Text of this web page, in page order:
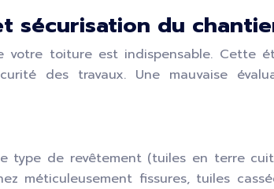
sécurisation du
toiture est indispensable. Cette
des travaux. Une mauvaise
type de revêtement (tuiles en terre
méticuleusement fissures, tuiles